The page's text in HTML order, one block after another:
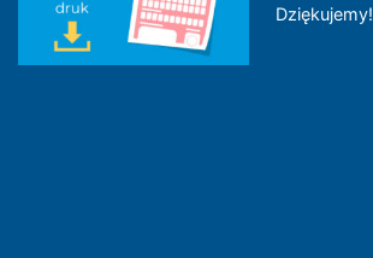
Dziękujemy!